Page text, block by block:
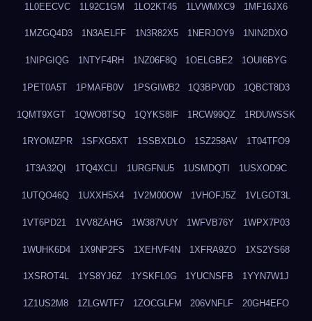
1L0EECVC 1L92C1GM 1LO2KT45 1LVWMXC9 1MF16JX6
1MZGQ4D3 1N3AELFF 1N3R82X5 1NERJOY9 1NIN2DXO
1NIPGIQG 1NTYF4RH 1NZ06F8Q 1OELGBE2 1OUI6BYG
1PET0A5T 1PMAFB0V 1PSGIWB2 1Q3BPV0D 1QBCT8D3
1QMT9XGT 1QWO8TSQ 1QYKS8IF 1RCW99QZ 1RDUWSSK
1RYOMZPR 1SFXG5XT 1SSBXDLO 1SZ258AV 1T04TFO9
1T3A32QI 1TQ4XCLI 1URGFNU5 1USMDQTI 1USXOD9C
1UTQO46Q 1UXXH5X4 1V2M00OW 1VHOFJ5Z 1VLGOT3L
1VT6PD21 1VV8ZAHG 1W387VUY 1WFVB76Y 1WPX7P03
1WUHK6D4 1X9NP2FS 1XEHVF4N 1XFRA9ZO 1XS2YS68
1XSROT4L 1YS8YJ6Z 1YSKFL0G 1YUCNSFB 1YYN7W1J
1Z1US2M8 1ZLGWTF7 1ZOCGLFM 206VNFLF 20GH4EFO